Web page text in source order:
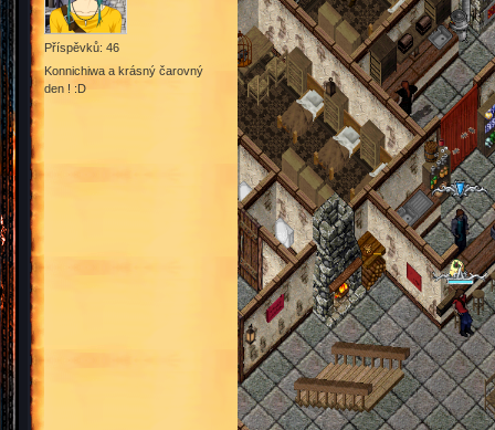
Příspěvků: 46
Konnichiwa a krásný čarovný
den ! :D